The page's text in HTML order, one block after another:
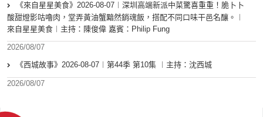
《來自星星美食》2026-08-07︱深圳高端新派中菜驚喜重重！脆卜卜
酸甜燈影咕嚕肉，堂弄黃油蟹黯然銷魂飯，搭配不同口味干邑名釀。︱
來自星星美食︱主持：陳俊偉 嘉賓：Philip Fung
2026/08/07
《西城故事》2026-08-07︱第44季 第10集 ︱主持：沈西城
2026/08/07